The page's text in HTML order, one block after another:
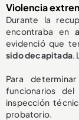
Violencia
Durante la
encontraba en
evidenció que
sido decapitada.
Para
funcionarios
inspección
probatorio.